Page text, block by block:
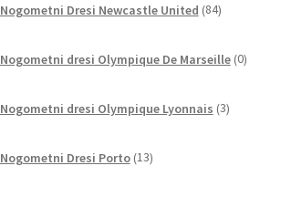
Nogometni Dresi Newcastle United 84izdelkov
Nogometni dresi Olympique De Marseille 0
Nogometni dresi Olympique Lyonnais 3izdelki
Nogometni Dresi Porto 13izdelkov